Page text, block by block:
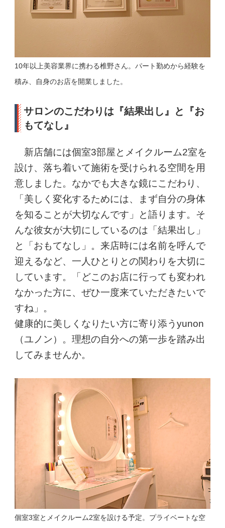
10年以上美容業界に携わる椎野さん。パート勤めから経験を
積み、自身のお店を開業しました。
サロンのこだわりは『結果出し』と『お
もてなし』
新店舗には個室3部屋とメイクルーム2室を
設け、落ち着いて施術を受けられる空間を用
意しました。なかでも大きな鏡にこだわり、
「美しく変化するためには、まず自分の身体
を知ることが大切なんです」と語ります。そ
んな彼女が大切にしているのは「結果出し」
と「おもてなし」。来店時には名前を呼んで
迎えるなど、一人ひとりとの関わりを大切に
しています。「どこのお店に行っても変われ
なかった方に、ぜひ一度来ていただきたいで
すね」。
健康的に美しくなりたい方に寄り添うyunon
（ユノン）。理想の自分への第一歩を踏み出
してみませんか。
個室3室とメイクルーム2室を設ける予定。プライベートな空